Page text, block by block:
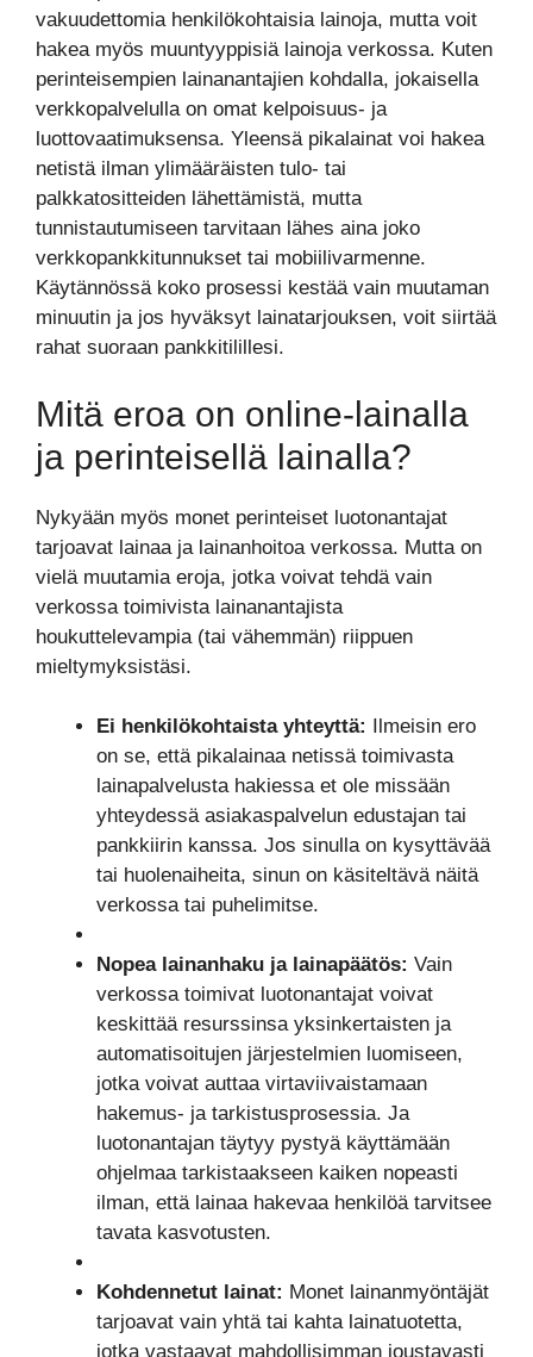
vakuudettomia henkilökohtaisia ​​lainoja, mutta voit
hakea myös muuntyyppisiä lainoja verkossa. Kuten
perinteisempien lainanantajien kohdalla, jokaisella
verkkopalvelulla on omat kelpoisuus- ja
luottovaatimuksensa. Yleensä pikalainat voi hakea
netistä ilman ylimääräisten tulo- tai
palkkatositteiden lähettämistä, mutta
tunnistautumiseen tarvitaan lähes aina joko
verkkopankkitunnukset tai mobiilivarmenne.
Käytännössä koko prosessi kestää vain muutaman
minuutin ja jos hyväksyt lainatarjouksen, voit siirtää
rahat suoraan pankkitilillesi.
Mitä eroa on online-lainalla
ja perinteisellä lainalla?
Nykyään myös monet perinteiset luotonantajat
tarjoavat lainaa ja lainanhoitoa verkossa. Mutta on
vielä muutamia eroja, jotka voivat tehdä vain
verkossa toimivista lainanantajista
houkuttelevampia (tai vähemmän) riippuen
mieltymyksistäsi.
Ei henkilökohtaista yhteyttä: Ilmeisin ero
on se, että pikalainaa netissä toimivasta
lainapalvelusta hakiessa et ole missään
yhteydessä asiakaspalvelun edustajan tai
pankkiirin kanssa. Jos sinulla on kysyttävää
tai huolenaiheita, sinun on käsiteltävä näitä
verkossa tai puhelimitse.
Nopea lainanhaku ja lainapäätös: Vain
verkossa toimivat luotonantajat voivat
keskittää resurssinsa yksinkertaisten ja
automatisoitujen järjestelmien luomiseen,
jotka voivat auttaa virtaviivaistamaan
hakemus- ja tarkistusprosessia. Ja
luotonantajan täytyy pystyä käyttämään
ohjelmaa tarkistaakseen kaiken nopeasti
ilman, että lainaa hakevaa henkilöä tarvitsee
tavata kasvotusten.
Kohdennetut lainat: Monet lainanmyöntäjät
tarjoavat vain yhtä tai kahta lainatuotetta,
jotka vastaavat mahdollisimman joustavasti